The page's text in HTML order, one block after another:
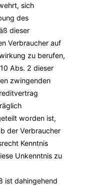
sich
des
dieser
Verbraucher auf
zu berufen,
Abs. 2 dieser
zwingenden
worden ist,
der Verbraucher
Kenntnis
Unkenntnis zu
ist dahingehend